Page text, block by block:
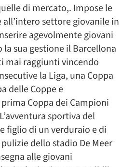
di mercato,. Impose le
settore giovanile in
agevolmente giovani
sua gestione il Barcellona
mai raggiunti vincendo
la Liga, una Coppa
delle Coppe e
Coppa dei Campioni
sportiva del
figlio di un verduraio e di
dello stadio De Meer
alle giovani